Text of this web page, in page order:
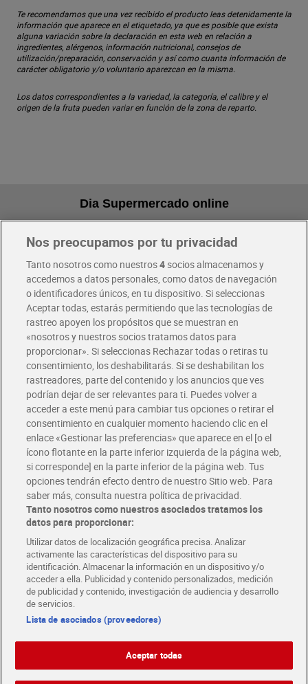
Te recomendamos que una vez recibido el producto leas detenidamente la
información que aparece en el etiquetado, ya que es posible que exista
alguna variación sobre la declaración en esta web en relación a
ingredientes, alérgenos, información nutricional, consejos de
utilización/preparación, conservación y así como cuanta información de
carácter obligatorio y/o voluntario aparezcan en la misma.
Los datos correspondientes a la variedad, la categoría, el calibre y el
origen de la fruta pueden variar en función de la zona de reparto.
Dia Supermercado online
Pide hoy, recibe hoy
Envío gratis por compras superiores a 100€
Envío estandar por 4,99€
Glovo y Uber Eats
Solicita tu factura de Glovo o Uber Eats
Únete al CLUB Dia
Disfruta las ventajas y ofertas exclusivas.
Descárgate la APP Dia
Folletos y Tiendas
Descubre las mejores ofertas y busca tu tienda más cercana
Tarjeta MaX Dia
Te devuelve hasta 8€/mes de tus compras.
¡Solicita tu tarjeta de crédito aquí!
COMER MEJOR CADA DIA
COLABORA CON DIA ABRE TU TIENDA DIA CORPORATE
Nos preocupamos por tu privacidad
Tanto nosotros como nuestros4socios almacenamos y
accedemos a datos personales, como datos de navegación
o identificadores únicos, en tu dispositivo. Si seleccionas
Aceptar todas, estarás permitiendo que las tecnologías de
rastreo apoyen los propósitos que se muestran en
«nosotros y nuestros socios tratamos datos para
proporcionar». Si seleccionas Rechazar todas o retiras tu
consentimiento, los deshabilitarás. Si se deshabilitan los
rastreadores, parte del contenido y los anuncios que ves
podrían dejar de ser relevantes para ti. Puedes volver a
acceder a este menú para cambiar tus opciones o retirar el
consentimiento en cualquier momento haciendo clic en el
enlace «Gestionar las preferencias» que aparece en el [o el
ícono flotante en la parte inferior izquierda de la página web,
si corresponde] en la parte inferior de la página web. Tus
opciones tendrán efecto dentro de nuestro Sitio web. Para
saber más, consulta nuestra política de privacidad.
Tanto nosotros como nuestros asociados tratamos los
datos para proporcionar:
Utilizar datos de localización geográfica precisa. Analizar
activamente las características del dispositivo para su
identificación. Almacenar la información en un dispositivo y/o
acceder a ella. Publicidad y contenido personalizados, medición
de publicidad y contenido, investigación de audiencia y desarrollo
de servicios.
Lista de asociados (proveedores)
Aceptar todas